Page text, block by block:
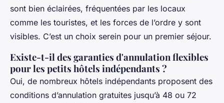
sont bien éclairées, fréquentées par les locaux
comme les touristes, et les forces de l’ordre y sont
visibles. C’est un choix serein pour un premier séjour.
Existe-t-il des garanties d'annulation flexibles
pour les petits hôtels indépendants ?
Oui, de nombreux hôtels indépendants proposent des
conditions d’annulation gratuites jusqu’à 48 ou 72